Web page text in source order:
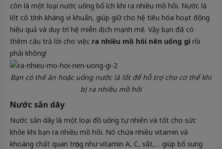
còn là một loại nước uống bổ ích khi ra nhiều mồ hôi. Nước lá
lốt có tính kháng vi khuẩn, giúp giữ cho hệ tiêu hóa hoạt động
hiệu quả và duy trì hệ miễn dịch mạnh mẽ. Vậy bạn đã có
thêm câu trả lời cho việc ra nhiều mồ hôi nên uống gì rồi
phải không!
Bạn có thể ăn hoặc uống nước lá lốt để hỗ trợ cho cơ thể khi
bị ra nhiều mồ hôi
Nước sắn dây
Nước sắn dây là một loại đồ uống tự nhiên và tốt cho sức
khỏe khi bạn ra nhiều mồ hôi. Nó chứa nhiều vitamin và
khoáng chất quan trọng như vitamin A, C, sắt,… giúp bổ sung